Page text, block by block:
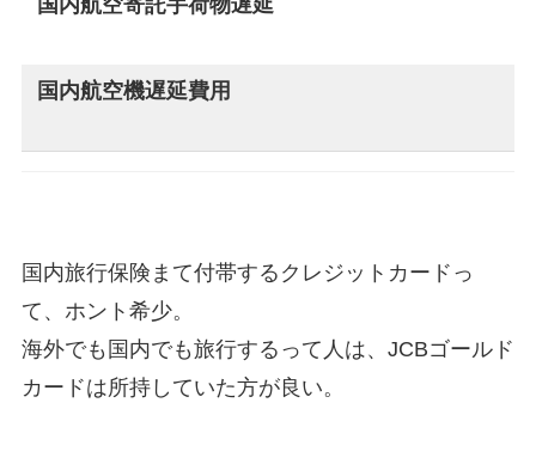
国内航空機遅延費用
国内旅行保険まて付帯するクレジットカードっ
て、ホント希少。
海外でも国内でも旅行するって人は、JCBゴールド
カードは所持していた方が良い。